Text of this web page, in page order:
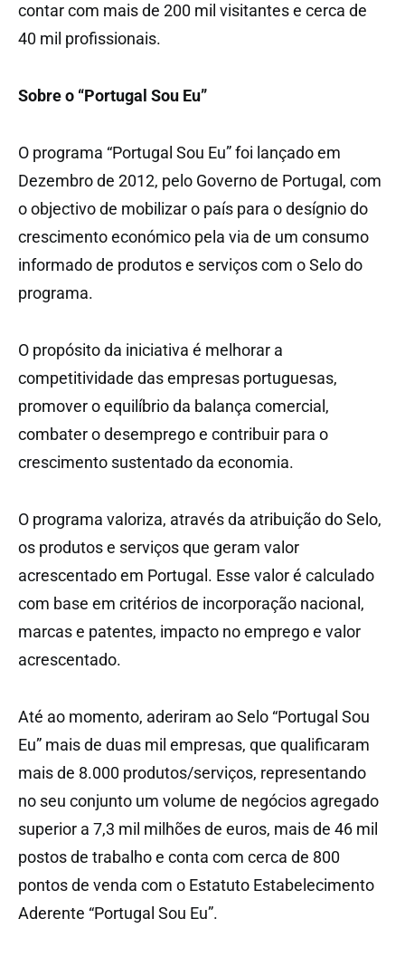
contar com mais de 200 mil visitantes e cerca de
40 mil profissionais.
Sobre o “Portugal Sou Eu”
O programa “Portugal Sou Eu” foi lançado em
Dezembro de 2012, pelo Governo de Portugal, com
o objectivo de mobilizar o país para o desígnio do
crescimento económico pela via de um consumo
informado de produtos e serviços com o Selo do
programa.
O propósito da iniciativa é melhorar a
competitividade das empresas portuguesas,
promover o equilíbrio da balança comercial,
combater o desemprego e contribuir para o
crescimento sustentado da economia.
O programa valoriza, através da atribuição do Selo,
os produtos e serviços que geram valor
acrescentado em Portugal. Esse valor é calculado
com base em critérios de incorporação nacional,
marcas e patentes, impacto no emprego e valor
acrescentado.
Até ao momento, aderiram ao Selo “Portugal Sou
Eu” mais de duas mil empresas, que qualificaram
mais de 8.000 produtos/serviços, representando
no seu conjunto um volume de negócios agregado
superior a 7,3 mil milhões de euros, mais de 46 mil
postos de trabalho e conta com cerca de 800
pontos de venda com o Estatuto Estabelecimento
Aderente “Portugal Sou Eu”.